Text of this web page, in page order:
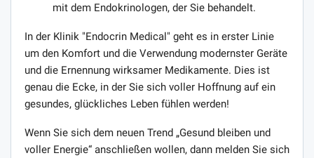
mit dem Endokrinologen, der Sie behandelt.
In der Klinik "Endocrin Medical" geht es in erster Linie
um den Komfort und die Verwendung modernster Geräte
und die Ernennung wirksamer Medikamente. Dies ist
genau die Ecke, in der Sie sich voller Hoffnung auf ein
gesundes, glückliches Leben fühlen werden!
Wenn Sie sich dem neuen Trend „Gesund bleiben und
voller Energie“ anschließen wollen, dann melden Sie sich